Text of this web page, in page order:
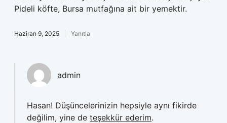
Pideli köfte, Bursa mutfağına ait bir yemektir.
Haziran 9, 2025 Yanıtla
admin
Hasan! Düşüncelerinizin hepsiyle aynı fikirde
değilim, yine de teşekkür ederim.